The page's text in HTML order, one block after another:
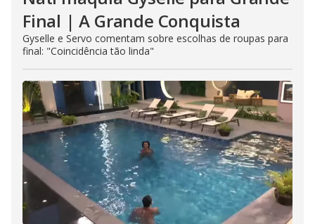
Final | A Grande Conquista
Gyselle e Servo comentam sobre escolhas de roupas para
final: "Coincidência tão linda"